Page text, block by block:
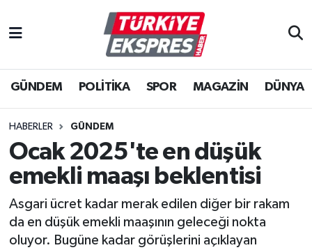
GÜNDEM POLİTİKA SPOR MAGAZİN DÜNYA
HABERLER GÜNDEM
Ocak 2025'te en düşük
emekli maaşı beklentisi
Asgari ücret kadar merak edilen diğer bir rakam
da en düşük emekli maaşının geleceği nokta
oluyor. Bugüne kadar görüşlerini açıklayan
İstanbul Nöbetçi Eczaneler
İstanbul Hava Durumu
İstanbul Namaz Vakitleri
İstanbul Trafik Yoğunluk Haritası
Tüm Manşetler